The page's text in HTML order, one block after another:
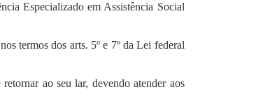
Especializado em Assistência Social
termos dos arts. 5º e 7º da Lei federal
ao seu lar, devendo atender aos